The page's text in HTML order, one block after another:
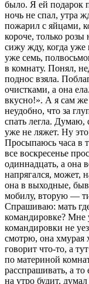
было. Я ей подарок
ночь не спал, утра
пожарил с яйцами,
короче, только розы
сижу жду, когда уже
уже семь,
в комнату. Понял,
поднос взяла.
очистками, а она
вкусно!». А я сам
неудобно, что за
спать легла. Думаю,
уже не ляжет. Ну
Просыпаюсь часа в
все воскресенье
одиннадцать, а она
напрягался, может,
она в выходные,
мобилу, вторую —
Спрашиваю: мать
командировке? Мне
командировки не
смотрю, она хмурая
говорит что-то, а
по материной
расспрашивать, а
на утро будит,